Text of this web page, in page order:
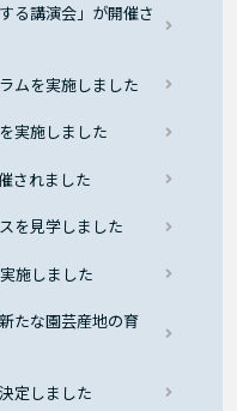
る講演会」が開催さ
ムを実施しました
実施しました
されました
を見学しました
施しました
たな園芸産地の育
定しました